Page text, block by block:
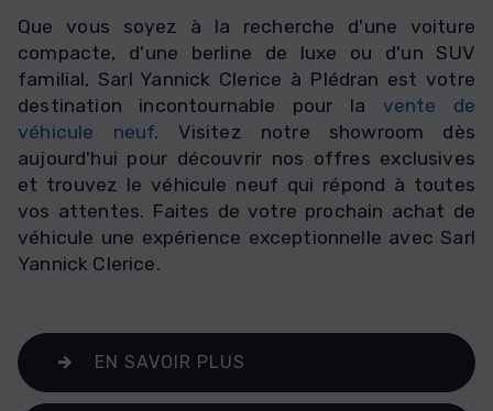
Que vous soyez à la recherche d'une voiture
compacte, d'une berline de luxe ou d'un SUV
familial, Sarl Yannick Clerice à Plédran est votre
destination incontournable pour la vente de
véhicule neuf. Visitez notre showroom dès
aujourd'hui pour découvrir nos offres exclusives
et trouvez le véhicule neuf qui répond à toutes
vos attentes. Faites de votre prochain achat de
véhicule une expérience exceptionnelle avec Sarl
Yannick Clerice.
EN SAVOIR PLUS